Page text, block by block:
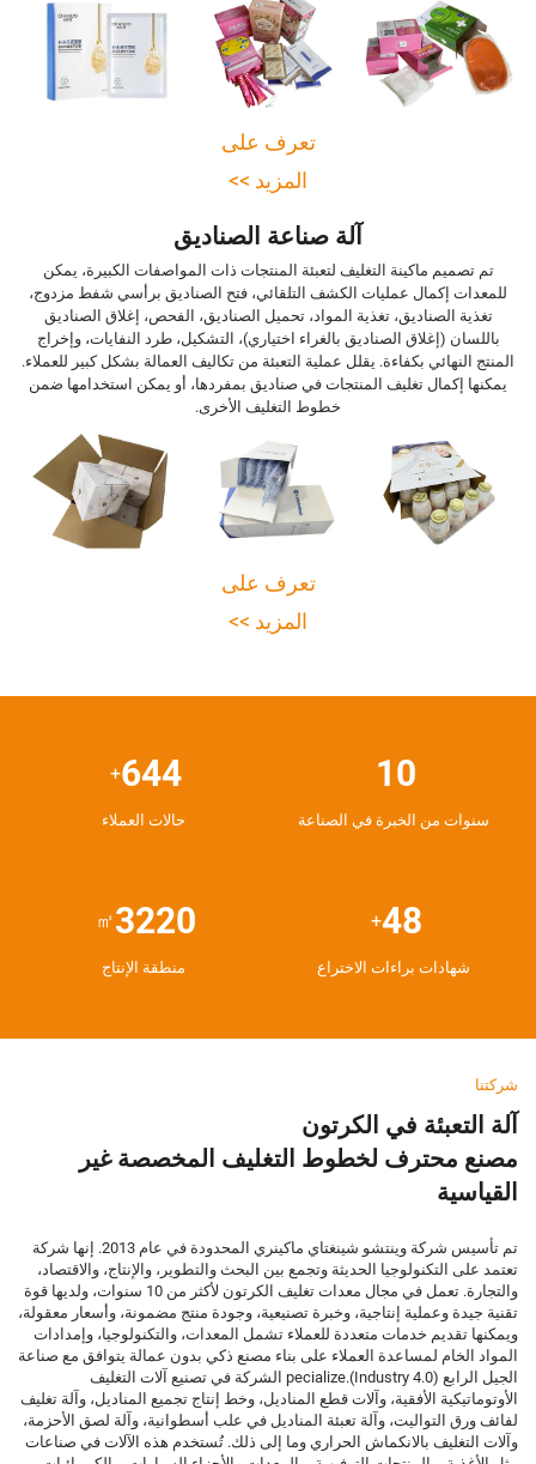
تعرف على
المزيد >>
آلة صناعة الصناديق
تم تصميم ماكينة التغليف لتعبئة المنتجات ذات المواصفات الكبيرة، يمكن
للمعدات إكمال عمليات الكشف التلقائي، فتح الصناديق برأسي شفط مزدوج،
تغذية الصناديق، تغذية المواد، تحميل الصناديق، الفحص، إغلاق الصناديق
باللسان (إغلاق الصناديق بالغراء اختياري)، التشكيل، طرد النفايات، وإخراج
المنتج النهائي بكفاءة. يقلل عملية التعبئة من تكاليف العمالة بشكل كبير للعملاء.
يمكنها إكمال تغليف المنتجات في صناديق بمفردها، أو يمكن استخدامها ضمن
خطوط التغليف الأخرى.
تعرف على
المزيد >>
13
سنوات من الخبرة في الصناعة
800
+
حالات العملاء
60
+
شهادات براءات الاختراع
4000
㎡
منطقة الإنتاج
شركتنا
آلة التعبئة في الكرتون
مصنع محترف لخطوط التغليف المخصصة غير
القياسية
تم تأسيس شركة وينتشو شينغتاي ماكينري المحدودة في عام 2013. إنها شركة
تعتمد على التكنولوجيا الحديثة وتجمع بين البحث والتطوير، والإنتاج، والاقتصاد،
والتجارة. تعمل في مجال معدات تغليف الكرتون لأكثر من 10 سنوات، ولديها قوة
تقنية جيدة وعملية إنتاجية، وخبرة تصنيعية، وجودة منتج مضمونة، وأسعار معقولة،
ويمكنها تقديم خدمات متعددة للعملاء تشمل المعدات، والتكنولوجيا، وإمدادات
المواد الخام لمساعدة العملاء على بناء مصنع ذكي بدون عمالة يتوافق مع صناعة
الجيل الرابع (Industry 4.0).pecialize الشركة في تصنيع آلات التغليف
الأوتوماتيكية الأفقية، وآلات قطع المناديل، وخط إنتاج تجميع المناديل، وآلة تغليف
لفائف ورق التواليت، وآلة تعبئة المناديل في علب أسطوانية، وآلة لصق الأحزمة،
وآلات التغليف بالانكماش الحراري وما إلى ذلك. تُستخدم هذه الآلات في صناعات